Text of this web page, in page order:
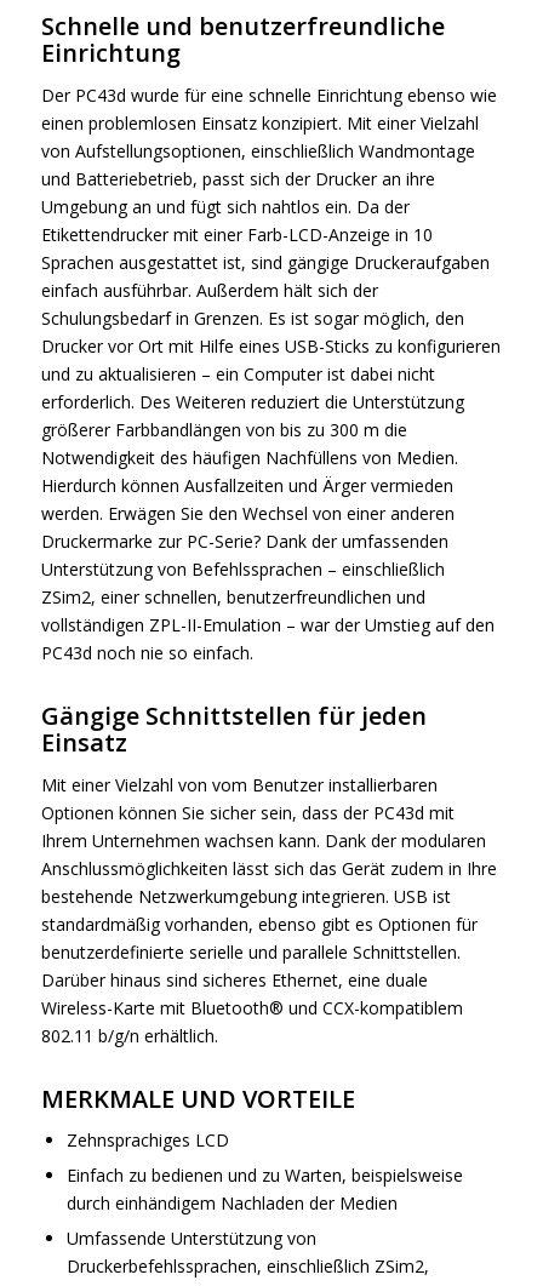
Schnelle und benutzerfreundliche
Einrichtung
Der PC43d wurde für eine schnelle Einrichtung ebenso wie
einen problemlosen Einsatz konzipiert. Mit einer Vielzahl
von Aufstellungsoptionen, einschließlich Wandmontage
und Batteriebetrieb, passt sich der Drucker an ihre
Umgebung an und fügt sich nahtlos ein. Da der
Etikettendrucker mit einer Farb-LCD-Anzeige in 10
Sprachen ausgestattet ist, sind gängige Druckeraufgaben
einfach ausführbar. Außerdem hält sich der
Schulungsbedarf in Grenzen. Es ist sogar möglich, den
Drucker vor Ort mit Hilfe eines USB-Sticks zu konfigurieren
und zu aktualisieren – ein Computer ist dabei nicht
erforderlich. Des Weiteren reduziert die Unterstützung
größerer Farbbandlängen von bis zu 300 m die
Notwendigkeit des häufigen Nachfüllens von Medien.
Hierdurch können Ausfallzeiten und Ärger vermieden
werden. Erwägen Sie den Wechsel von einer anderen
Druckermarke zur PC-Serie? Dank der umfassenden
Unterstützung von Befehlssprachen – einschließlich
ZSim2, einer schnellen, benutzerfreundlichen und
vollständigen ZPL-II-Emulation – war der Umstieg auf den
PC43d noch nie so einfach.
Gängige Schnittstellen für jeden
Einsatz
Mit einer Vielzahl von vom Benutzer installierbaren
Optionen können Sie sicher sein, dass der PC43d mit
Ihrem Unternehmen wachsen kann. Dank der modularen
Anschlussmöglichkeiten lässt sich das Gerät zudem in Ihre
bestehende Netzwerkumgebung integrieren. USB ist
standardmäßig vorhanden, ebenso gibt es Optionen für
benutzerdefinierte serielle und parallele Schnittstellen.
Darüber hinaus sind sicheres Ethernet, eine duale
Wireless-Karte mit Bluetooth® und CCX-kompatiblem
802.11 b/g/n erhältlich.
MERKMALE UND VORTEILE
Zehnsprachiges LCD
Einfach zu bedienen und zu Warten, beispielsweise
durch einhändigem Nachladen der Medien
Umfassende Unterstützung von
Druckerbefehlssprachen, einschließlich ZSim2,